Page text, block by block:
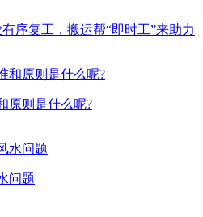
序复工，搬运帮“即时工”来助力
原则是什么呢?
问题